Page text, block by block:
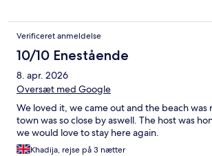
Verificeret anmeldelse
10/10 Enestående
8. apr. 2026
Oversæt med Google
We loved it, we came out and the beach was
town was so close by aswell. The host was
we would love to stay here again.
Khadija, rejse på 3 nætter